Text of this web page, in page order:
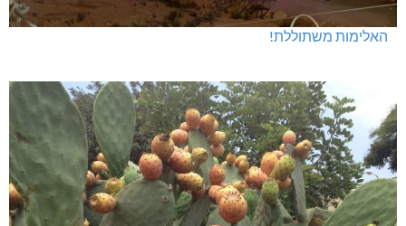
האלימות משתוללת!